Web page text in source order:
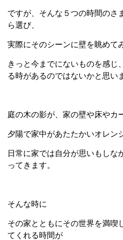
ですが、そんな５つの時間のさ
ら選び、
実際にそのシーンに壁を眺めて
きっと今までにないものを感じ
る時があるのではないかと思い
庭の木の影が、家の壁や床やカ
夕陽で家中があたたかいオレン
日常に家では自分が思いもしな
ってきます。
そんな時に
その家とともにその世界を満喫
てくれる時間が